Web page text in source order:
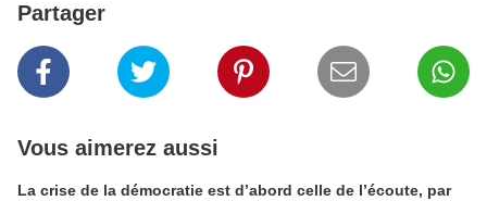
Partager
Vous aimerez aussi
La crise de la démocratie est d’abord celle de l’écoute, par